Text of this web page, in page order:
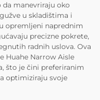
manevriraju oko
u skladištima i
opremljeni naprednim
precizne pokrete,
radnih uslova. Ova
Huahe Narrow Aisle
što je čini preferiranim
optimiziraju svoje